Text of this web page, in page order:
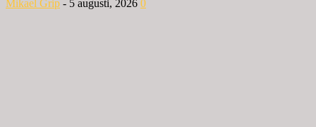
Mikael Grip - 5 augusti, 2026 0